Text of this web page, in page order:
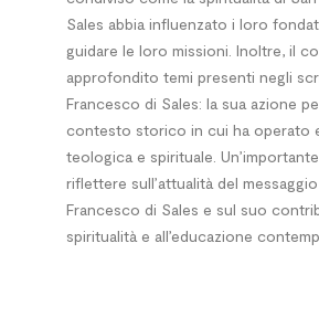
Sales abbia influenzato i loro
guidare le loro missioni. Inoltre, il
approfondito temi presenti negli
Francesco di Sales: la sua azione
contesto storico in cui ha operato
teologica e spirituale.
riflettere sull’attualità del
Francesco di Sales e sul suo
spiritualità e all’educazione